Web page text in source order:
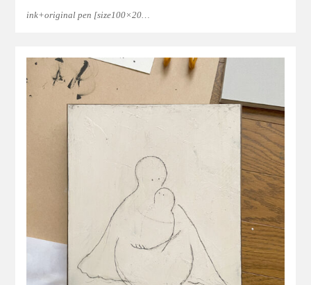
ink+original pen [size100×20…